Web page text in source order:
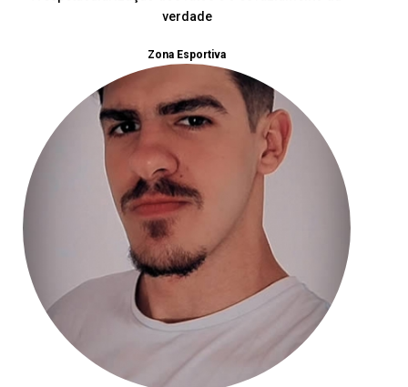
verdade
Zona Esportiva